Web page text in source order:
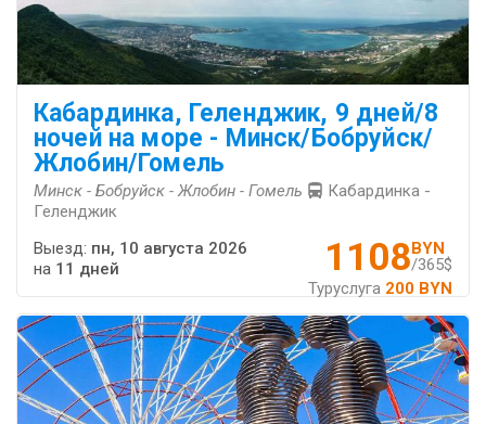
Кабардинка, Геленджик, 9 дней/8
ночей на море - Минск/Бобруйск/
Жлобин/Гомель
Минск - Бобруйск - Жлобин - Гомель
Кабардинка -
Геленджик
1108 BYN
/365$
Туруслуга 200 BYN
Выезд: пн, 10 августа 2026
на 11 дней